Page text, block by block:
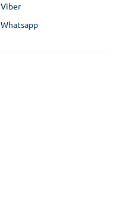
Viber
Whatsapp